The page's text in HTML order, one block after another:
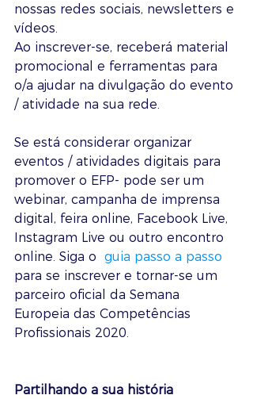
nossas redes sociais, newsletters e
vídeos.
Ao inscrever-se, receberá material
promocional e ferramentas para
o/a ajudar na divulgação do evento
/ atividade na sua rede.
Se está considerar organizar
eventos / atividades digitais para
promover o EFP- pode ser um
webinar, campanha de imprensa
digital, feira online, Facebook Live,
Instagram Live ou outro encontro
online. Siga o guia passo a passo
para se inscrever e tornar-se um
parceiro oficial da Semana
Europeia das Competências
Profissionais 2020.
Partilhando a sua história